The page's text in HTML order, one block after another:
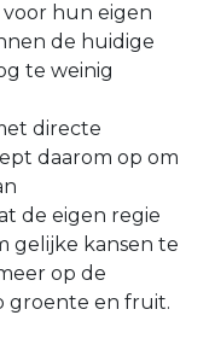
hun eigen
de huidige
te weinig
directe
daarom op om
de eigen regie
gelijke kansen te
op de
groente en fruit.